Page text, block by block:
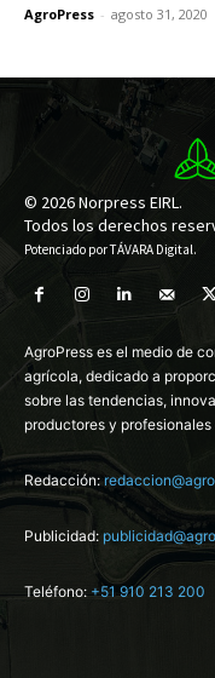
AgroPress - agosto 31, 2020
© 2026 Norpress EIRL.
Todos los derechos
Potenciado porTÁVARA Digital.
AgroPress es el medio de
agrícola, dedicado a
sobre las tendencias,
productores y profesionales
Redacción:
Publicidad:
Teléfono: +51 910 213 200